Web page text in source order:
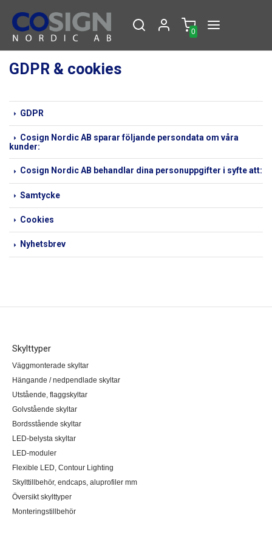
0
GDPR & cookies
GDPR
Cosign Nordic AB sparar följande persondata om våra
kunder:
Cosign Nordic AB behandlar dina personuppgifter i syfte att:
Samtycke
Cookies
Nyhetsbrev
Skylttyper
Väggmonterade skyltar
Hängande / nedpendlade skyltar
Utstående, flaggskyltar
Golvstående skyltar
Bordsstående skyltar
LED-belysta skyltar
LED-moduler
Flexible LED, Contour Lighting
Skylttillbehör, endcaps, aluprofiler mm
Översikt skylttyper
Monteringstillbehör